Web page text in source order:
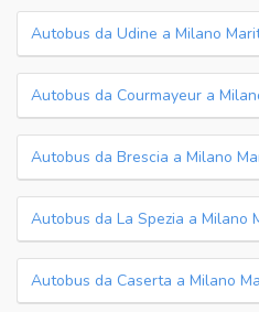
Autobus da Udine a Milano
Autobus da Courmayeur a
Autobus da Brescia a Milano
Autobus da La Spezia a Milano
Autobus da Caserta a Milano